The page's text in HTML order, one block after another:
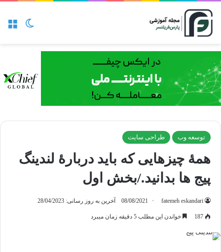
تغییر
توسعه وب طراحی سایت
همۀ چیزهایی که باید دربارۀ لندینگ
پیج ها بدانید./بخش اول
fatemeh eskandari
08/08/2021 آخرین به روز رسانی: 28/04/2023
187 خواندن این مطلب 5 دقیقه زمان میبرد